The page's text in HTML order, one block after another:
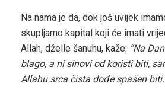
Na nama je da, dok još uvijek
skupljamo kapital koji će imati
Allah, dželle šanuhu, kaže: “Na
blago, a ni sinovi od koristi biti,
Allahu srca čista dođe spašen